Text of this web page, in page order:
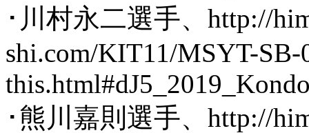
･川村永二選手、http://
shi.com/KIT11/MSYT-SB-
･熊川嘉則選手、http://